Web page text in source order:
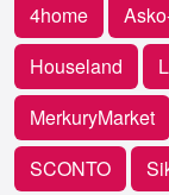
4home
Houseland
MerkuryMarket
SCONTO